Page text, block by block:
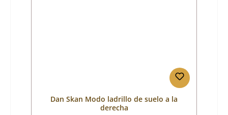
Dan Skan Modo ladrillo de suelo a la
derecha